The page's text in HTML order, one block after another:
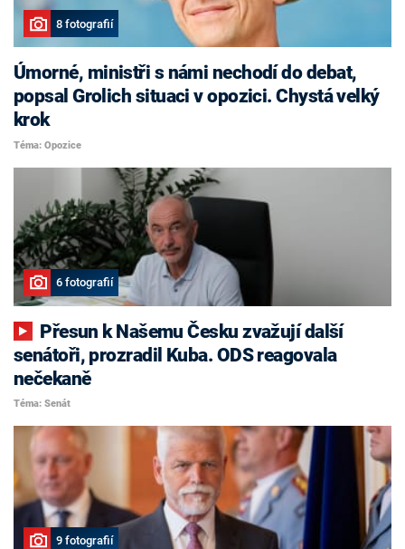
8 fotografií
Úmorné, ministři s námi nechodí do debat,
popsal Grolich situaci v opozici. Chystá velký
krok
Téma: Opozice
6 fotografií
senátoři, prozradil Kuba. ODS reagovala
nečekaně
Téma: Senát
9 fotografií